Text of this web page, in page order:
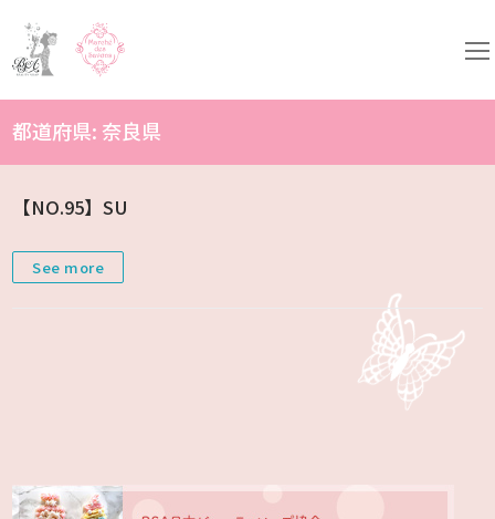
へ
都道府県: 奈良県
【NO.95】SU
See more